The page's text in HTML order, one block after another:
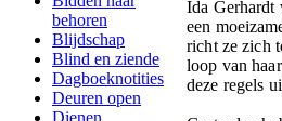
behoren
Blijdschap
Blind en ziende
Dagboeknotities
Deuren open
Dienen
Ida Gerhardt
een
richt ze zich
loop van
deze regels